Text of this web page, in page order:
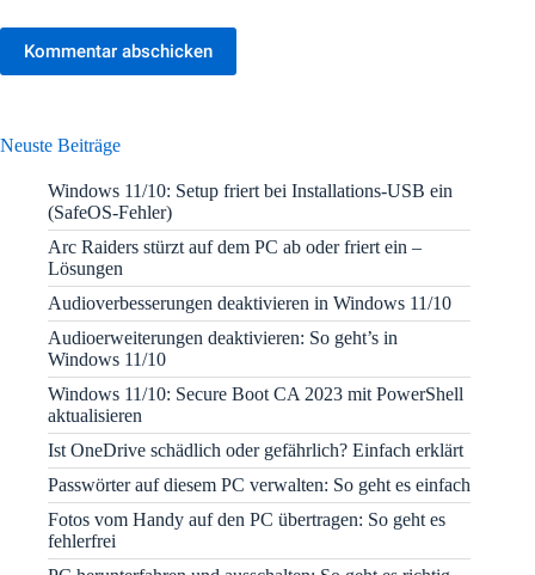
Kommentar abschicken
Neuste Beiträge
Windows 11/10: Setup friert bei Installations-USB ein
(SafeOS-Fehler)
Arc Raiders stürzt auf dem PC ab oder friert ein –
Lösungen
Audioverbesserungen deaktivieren in Windows 11/10
Audioerweiterungen deaktivieren: So geht’s in
Windows 11/10
Windows 11/10: Secure Boot CA 2023 mit PowerShell
aktualisieren
Ist OneDrive schädlich oder gefährlich? Einfach erklärt
Passwörter auf diesem PC verwalten: So geht es einfach
Fotos vom Handy auf den PC übertragen: So geht es
fehlerfrei